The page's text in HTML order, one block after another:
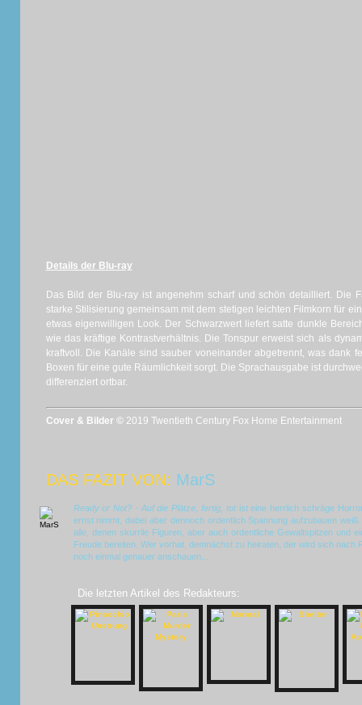
Details der Blu-ray
Das Bild der Blu-ray ist angenehm scharf und schön detailliert. Die
starke Stilisierung gemeinsam mit dem stetigen leichten Filmkorn für
etwas eigenwilligen Look. Der Schwarzwert liefert satte dunkle
wie das kräftige Kontrastverhältnis. Die Tonspur erweist sich als
kraftvoll. Die Kanäle sind sauber voneinander abgetrennt, was dank
Boxen für eine gute Räumlichkeit sorgt. Die Sprachausgabe ist
differenziert ortbar.
Cover & Bilder © 2019 Twentieth Century Fox Home Entertainment
DAS FAZIT VON: MarS
Ready or Not? - Auf die Plätze, fertig, totist eine herrlich schräge
ernst nimmt, dabei aber dennoch ordentlich Spannung aufzubauen
alle, denen skurrile Figuren, aber auch ordentliche Gewaltspitzen und
Freude bereiten. Wer vorhat, demnächst zu heiraten, der wird sich nach
noch einmal genauer anschauen...
Die letzten Artikel des Redakteurs: